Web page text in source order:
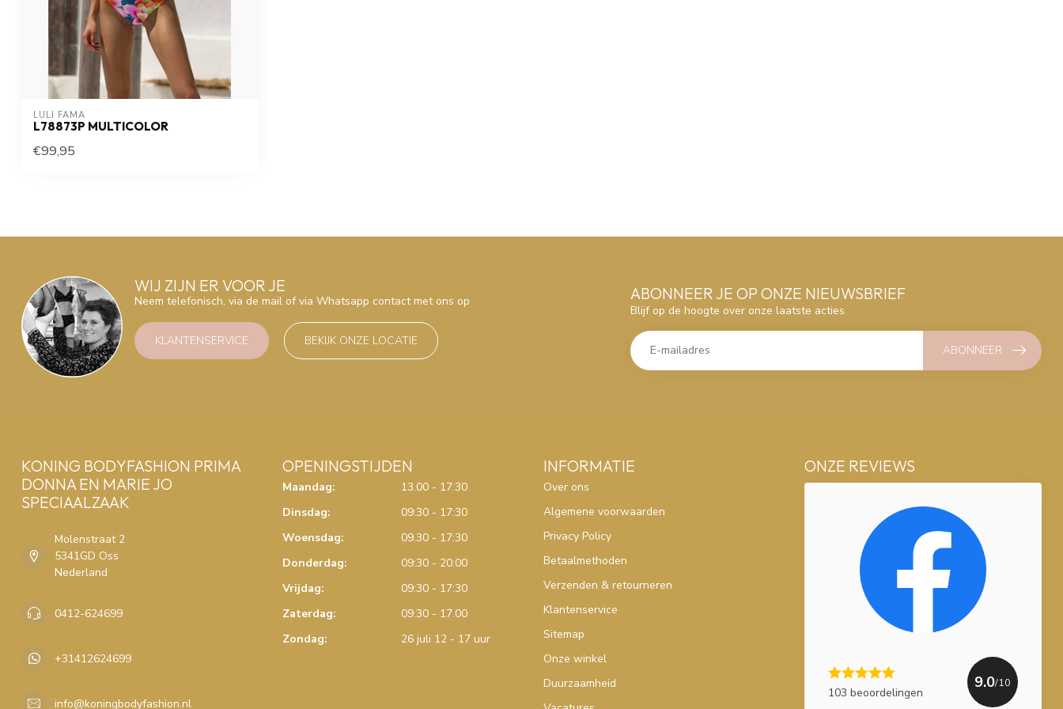
LULI FAMA
L78873P MULTICOLOR
€99,95
WIJ ZIJN ER VOOR JE
Neem telefonisch, via de mail of via Whatsapp contact met ons op
KLANTENSERVICE BEKIJK ONZE LOCATIE
ABONNEER JE OP ONZE NIEUWSBRIEF
Blijf op de hoogte over onze laatste acties
ABONNEER
KONING BODYFASHION PRIMA
DONNA EN MARIE JO
SPECIAALZAAK
Molenstraat 2
5341GD Oss
Nederland
0412-624699
+31412624699
info@koningbodyfashion.nl
OPENINGSTIJDEN
Maandag:
13.00 - 17:30
Dinsdag:
09:30 - 17:30
Woensdag:
09.30 - 17:30
Donderdag:
09:30 - 20:00
Vrijdag:
09:30 - 17:30
Zaterdag:
09.30 - 17.00
Zondag:
26 juli 12 - 17 uur
INFORMATIE
Over ons
Algemene voorwaarden
Privacy Policy
Betaalmethoden
Verzenden & retourneren
Klantenservice
Sitemap
Onze winkel
Duurzaamheid
ONZE REVIEWS
103 beoordelingen
9.0/10